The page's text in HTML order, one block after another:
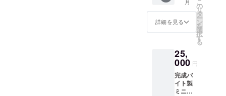
4.7%
バナジ
ウム
ていま
すので
取り扱
いにご
注意下
さい。
用され
る場合
はロゴ
マーク
や屋号
データ
をお願
いしま
す。 も
し特定
の商品
詳細を見る
の
リ
タ
ー
ン
を
選
択
す
る
25,
000 円
完成バ
イト製
ミニ